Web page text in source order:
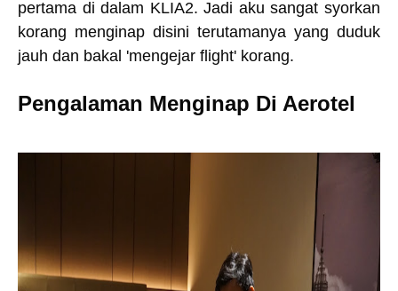
pertama di dalam KLIA2. Jadi aku sangat syorkan
korang menginap disini terutamanya yang duduk
jauh dan bakal 'mengejar flight' korang.
Pengalaman Menginap Di Aerotel